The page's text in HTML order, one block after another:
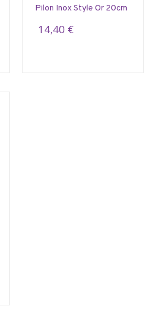
Pilon Inox Style Or 20cm
14,40 €